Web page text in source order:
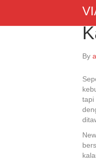
By
tapi